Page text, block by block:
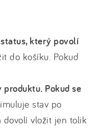
který povolí
do košíku. Pokud
Pokud se
stav po
dovolí vložit jen tolik